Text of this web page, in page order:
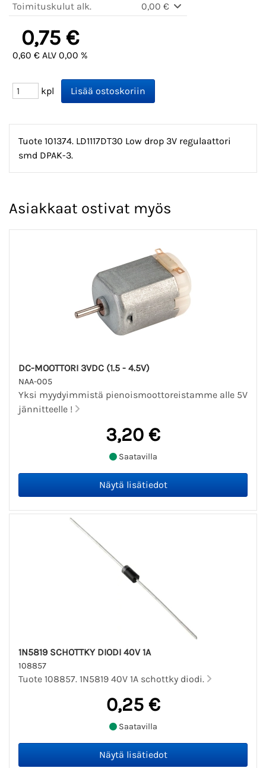
Toimituskulut alk.
0,00 €
0,75 €
0,60 € ALV 0,00 %
kpl
Tuote 101374. LD1117DT30 Low drop 3V regulaattori
smd DPAK-3.
Asiakkaat ostivat myös
DC-MOOTTORI 3VDC (1.5 - 4.5V)
NAA-005
Yksi myydyimmistä pienoismoottoreistamme alle 5V
jännitteelle !
3,20 €
Saatavilla
1N5819 SCHOTTKY DIODI 40V 1A
108857
Tuote 108857. 1N5819 40V 1A schottky diodi.
0,25 €
Saatavilla